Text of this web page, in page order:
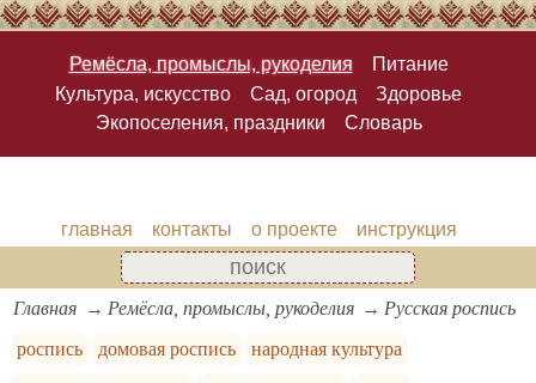
Ремёсла, промыслы, рукоделия
Питание
Культура, искусство
Сад, огород
Здоровье
Экопоселения, праздники
Словарь
главная контакты о проекте инструкция
Главная Ремёсла, промыслы, рукоделия
Русская роспись
роспись
домовая роспись
народная культура